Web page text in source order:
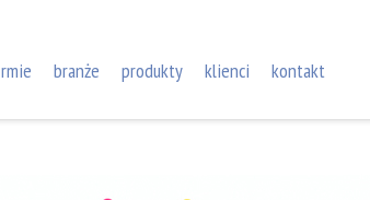
branże produkty klienci kontakt